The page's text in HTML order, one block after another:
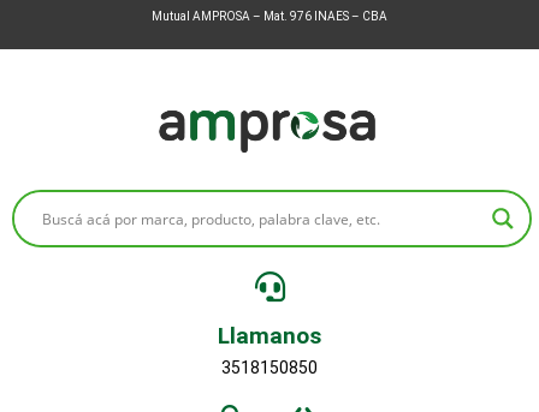
Mutual AMPROSA – Mat. 976 INAES – CBA
Llamanos
3518150850